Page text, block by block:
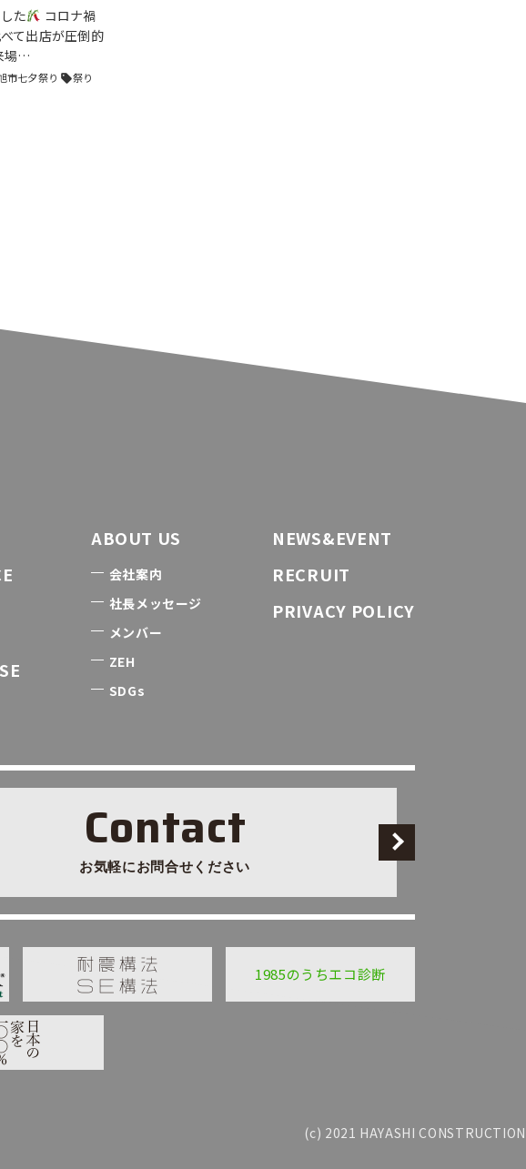
た
コロナ禍
て出店が圧倒的
場…
市七夕祭り sell祭り
ABOUT US
会社案内
社長メッセージ
メンバー
ZEH
SDGs
NEWS&EVENT
RECRUIT
PRIVACY POLICY
Contact
お気軽にお問合せください
1985のうちエコ診断
(c) 2021 HAYASHI CONSTRUCTION